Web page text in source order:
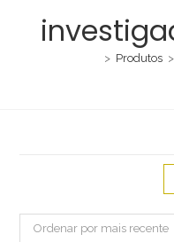
> Produtos >
Ordenar por mais recente